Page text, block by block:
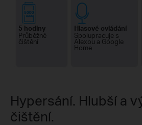
5 hodiny
Průběžné
čištění
Hlasové ovládání
Spolupracuje s
Alexou a Google
Home
Hypersání. Hlubší a
čištění.